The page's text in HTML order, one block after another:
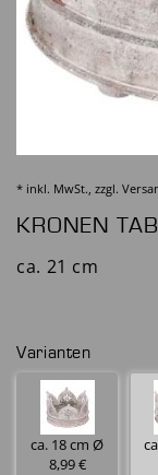
* inkl. MwSt., zzgl.
KRONEN
ca. 21 cm
Varianten
ca. 18 cm Ø
8,99 €